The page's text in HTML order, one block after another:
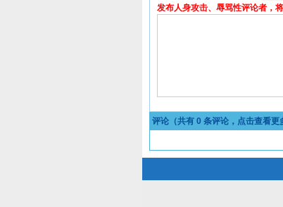
发布人身攻击、辱骂性评论者，
评论（共有 0 条评论，点击查看更